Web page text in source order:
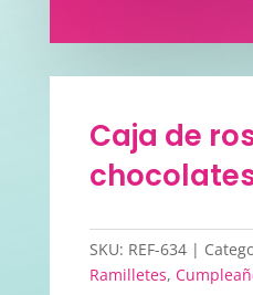
Caja de
SKU: REF-634
Ramilletes,